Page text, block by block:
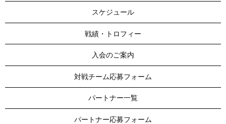
スケジュール
戦績・トロフィー
入会のご案内
対戦チーム応募フォーム
パートナー一覧
パートナー応募フォーム